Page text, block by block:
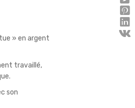
» en argent
travaillé,
son